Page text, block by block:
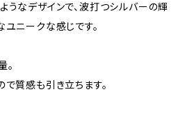
なデザインで、波打つシルバーの輝
ニークな感じです。
。
質感も引き立ちます。